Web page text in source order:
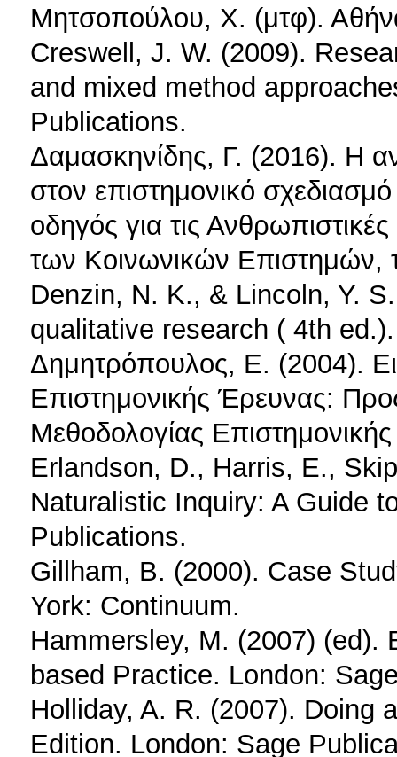
Μητσοπούλου, Χ. (μτφ).
Creswell, J. W. (2009).
and mixed method
Publications.
Δαμασκηνίδης, Γ. (2016). Η
στoν επιστημονικό
οδηγός για τις
των Κοινωνικών Επιστημών,
Denzin, N. K., & Lincoln, Y.
qualitative research ( 4th
Δημητρόπουλος, Ε. (2004).
Επιστημονικής Έρευνας:
Μεθοδολογίας
Erlandson, D., Harris, E.,
Naturalistic Inquiry: A Guide
Publications.
Gillham, B. (2000). Case
York: Continuum.
Hammersley, M. (2007) (ed).
based Practice. London:
Holliday, A. R. (2007). Doing
Edition. London: Sage